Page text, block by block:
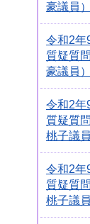
豪議員）
令和2年
質疑質
豪議員）
令和2年
質疑質
桃子議員
令和2年
質疑質
桃子議員